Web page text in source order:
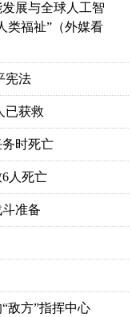
展与全球人工智
福祉”（外媒看
宪法
已获救
时死亡
人死亡
准备
敌方”指挥中心